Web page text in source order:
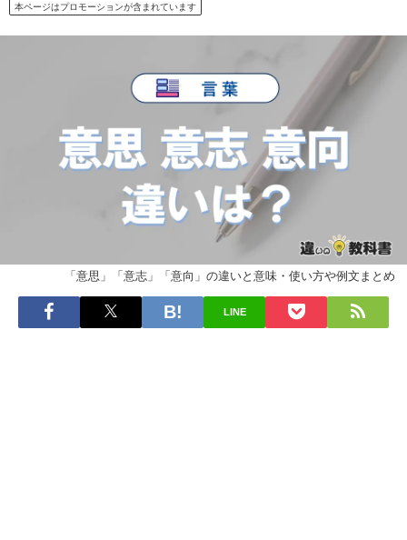
本ページはプロモーションが含まれています
「意思」「意志」「意向」の違いと意味・使い方や例文まとめ
LINE